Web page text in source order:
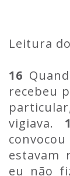
Leitura
16
recebeu
vigiava.
estavam
eu não